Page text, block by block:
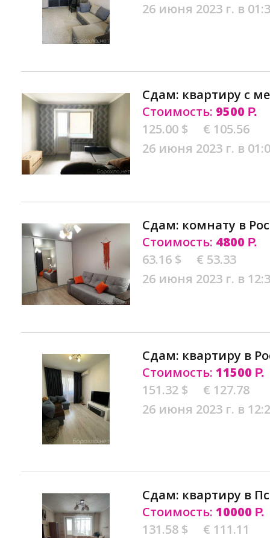
26 июня 2023 г. в
Сдам: квартиру с
Стоимость: 9500 Р.
125.00 $
€ 105.56
26 июня 2023 г. в
Сдам: комнату в
Стоимость: 4800 Р.
63.16 $
€ 53.33
26 июня 2023 г. в
Сдам: квартиру в
Стоимость: 11500 Р.
151.32 $
€ 127.78
26 июня 2023 г. в
Сдам: квартиру в
Стоимость: 10000 Р.
131.58 $
€ 111.11